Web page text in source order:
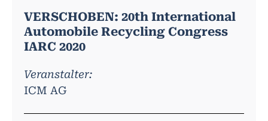
VERSCHOBEN: 20th International
Automobile Recycling Congress
IARC 2020
Veranstalter:
ICM AG